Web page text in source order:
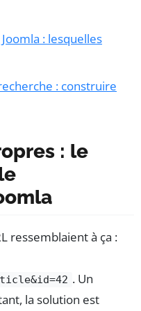
: lesquelles
: construire
: le
ressemblaient à ça :
. Un
la solution est